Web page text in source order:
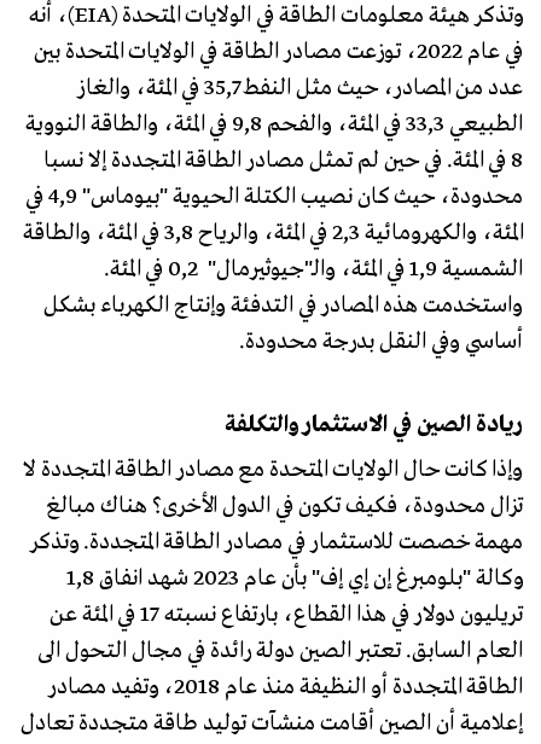
وتذكر هيئة معلومات الطاقة في الولايات المتحدة (EIA)، أنه
في عام 2022، توزعت مصادر الطاقة في الولايات المتحدة بين
عدد من المصادر، حيث مثل النفط 35,7 في المئة، والغاز
الطبيعي 33,3 في المئة، والفحم 9,8 في المئة، والطاقة النووية
8 في المئة. في حين لم تمثل مصادر الطاقة المتجددة إلا نسبا
محدودة، حيث كان نصيب الكتلة الحيوية "بيوماس" 4,9 في
المئة، والكهرومائية 2,3 في المئة، والرياح 3,8 في المئة، والطاقة
الشمسية 1,9 في المئة، والـ"جيوثيرمال" 0,2 في المئة.
واستخدمت هذه المصادر في التدفئة وإنتاج الكهرباء بشكل
أساسي وفي النقل بدرجة محدودة.
ريادة الصين في الاستثمار والتكلفة
وإذا كانت حال الولايات المتحدة مع مصادر الطاقة المتجددة لا
تزال محدودة، فكيف تكون في الدول الأخرى؟ هناك مبالغ
مهمة خصصت للاستثمار في مصادر الطاقة المتجددة. وتذكر
وكالة "بلومبرغ إن إي إف" بأن عام 2023 شهد انفاق 1,8
تريليون دولار في هذا القطاع، بارتفاع نسبته 17 في المئة عن
العام السابق. تعتبر الصين دولة رائدة في مجال التحول الى
الطاقة المتجددة أو النظيفة منذ عام 2018، وتفيد مصادر
إعلامية أن الصين أقامت منشآت توليد طاقة متجددة تعادل